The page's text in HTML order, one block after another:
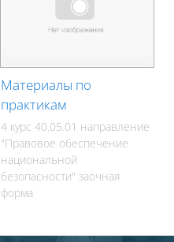
Материалы по
практикам
4 курс 40.05.01 направление
"Правовое обеспечение
национальной
безопасности" заочная
форма